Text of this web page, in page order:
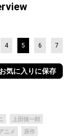
4 5 6 7
お気に入りに保存
上田慎一郎
ニメ 原作